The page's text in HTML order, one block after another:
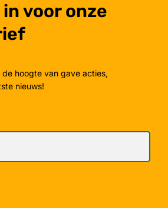
voor onze
de hoogte van gave acties,
nieuws!